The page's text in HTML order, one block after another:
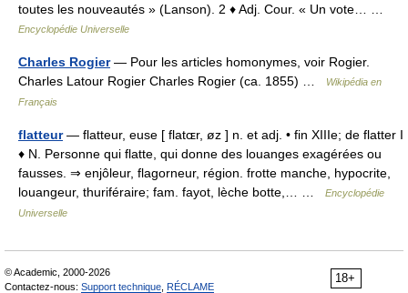
toutes les nouveautés » (Lanson). 2 ♦ Adj. Cour. « Un vote… …
Encyclopédie Universelle
Charles Rogier— Pour les articles homonymes, voir Rogier.
Charles Latour Rogier Charles Rogier (ca. 1855) …
Wikipédia en
Français
flatteur— flatteur, euse [ flatɶr, øz ] n. et adj. • fin XIIIe; de flatter I
♦ N. Personne qui flatte, qui donne des louanges exagérées ou
fausses. ⇒ enjôleur, flagorneur, région. frotte manche, hypocrite,
louangeur, thuriféraire; fam. fayot, lèche botte,… …
Encyclopédie
Universelle
18+
© Academic, 2000-2026
Contactez-nous: Support technique RÉCLAME